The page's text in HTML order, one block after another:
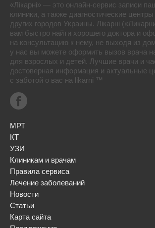
«Лікарні» — это онлайн-сервис записи
клиники, а также диагностические
других городов Украины. Лікарні
вам быстро найти хорошего доктора и
на консультацию к нему, не выходя из
у нас вы можете оформить вызов врача
для взрослых и детей. Лучшие врачи и
достоверная информация и актуальные
с заботой о вас на likarni ™
МРТ
КТ
УЗИ
Клиникам и врачам
Правила сервиса
Лечение заболеваний
Новости
Статьи
Карта сайта